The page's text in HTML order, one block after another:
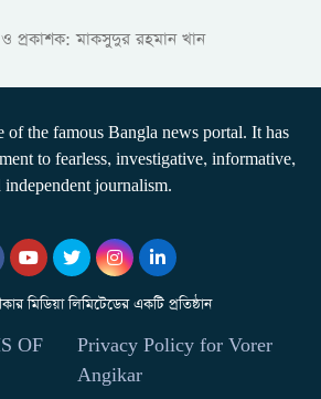
প্রকাশক: মাকসুদুর রহমান খান
the famous Bangla news portal. It has
to fearless, investigative, informative,
independent journalism.
মিডিয়া লিমিটেডের একটি প্রতিষ্ঠান
OF
Privacy Policy for Vorer
Angikar